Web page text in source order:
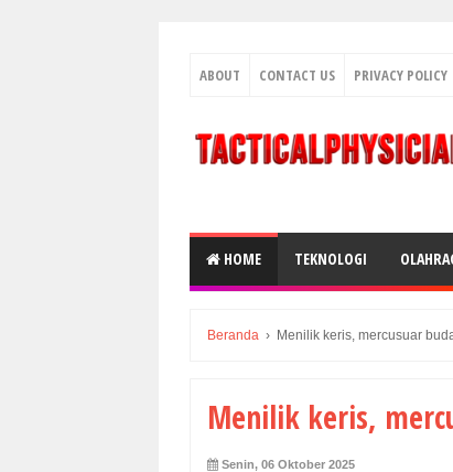
ABOUT CONTACT US PRIVACY POLICY
HOME TEKNOLOGI
Beranda › Menilik keris, mercusuar
Menilik keris,
Senin, 06 Oktober 2025